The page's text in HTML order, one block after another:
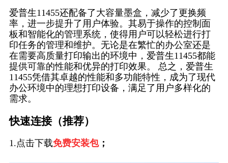
爱普生11455还配备了大容量墨盒，减少了更换频
率，进一步提升了用户体验。其易于操作的控制面
板和智能化的管理系统，使得用户可以轻松进行打
印任务的管理和维护。无论是在繁忙的办公室还是
在需要高质量打印输出的环境中，爱普生11455都能
提供可靠的性能和优异的打印效果。 总之，爱普生
11455凭借其卓越的性能和多功能特性，成为了现代
办公环境中的理想打印设备，满足了用户多样化的
需求。
快速连接（推荐）
1.点击下载免费安装包；